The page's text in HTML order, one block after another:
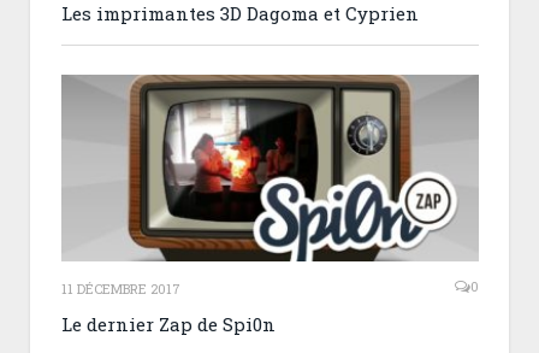
Les imprimantes 3D Dagoma et Cyprien
11 DÉCEMBRE 2017 0
Le dernier Zap de Spi0n